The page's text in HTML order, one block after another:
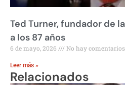
Ted Turner, fundador de
a los 87 años
6 de mayo, 2026 No hay comentarios
Leer más »
Relacionados